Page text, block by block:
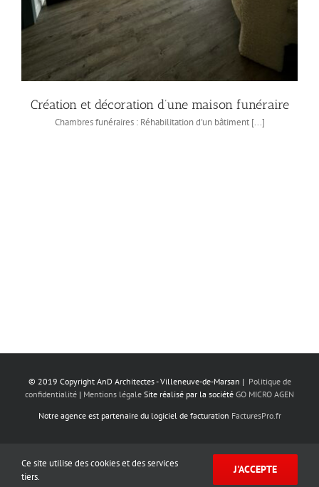
Création et décoration d’une maison funéraire
Chambres funéraires : Réhabilitation d'un bâtiment [...]
© 2019 Copyright AnD Architectes - Villeneuve-de-Marsan | Politique de
confidentialité | Mentions légale ‎ Site réalisé par la société GO MICRO AGEN
Notre agence est partenaire du logiciel de facturation FacturesPro.fr
Facebook
Instagram
TiktokPinterestLinkedIn
Ce site utilise des cookies et des services
tiers.
J'ACCEPTE